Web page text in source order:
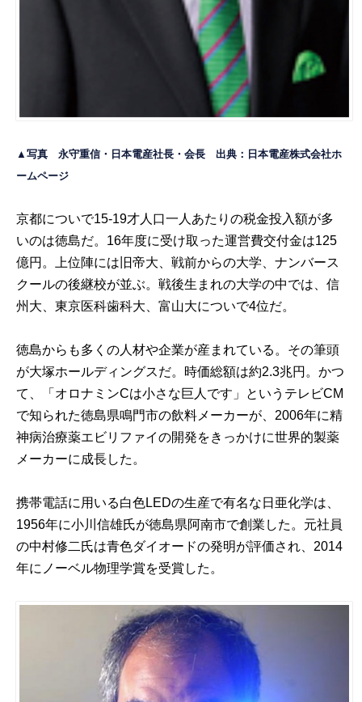
▲写真 永守重信・日本電産社長・会長 出典： 日本電産株式会社ホ
ームページ
京都についで15-19才人口一人あたりの税金投入額が多
いのは徳島だ。16年度に受け取った運営費交付金は125
億円。上位陣には旧帝大、戦前からの大学、ナンバース
クールの後継校が並ぶ。戦後生まれの大学の中では、信
州大、東京医科歯科大、富山大についで4位だ。
徳島からも多くの人材や企業が産まれている。その筆頭
が大塚ホールディングスだ。時価総額は約2.3兆円。かつ
て、「オロナミンCは小さな巨人です」というテレビCM
で知られた徳島県鳴門市の飲料メーカーが、2006年に精
神病治療薬エビリファイの開発をきっかけに世界的製薬
メーカーに成長した。
携帯電話に用いる白色LEDの生産で有名な日亜化学は、
1956年に小川信雄氏が徳島県阿南市で創業した。元社員
の中村修二氏は青色ダイオードの発明が評価され、2014
年にノーベル物理学賞を受賞した。